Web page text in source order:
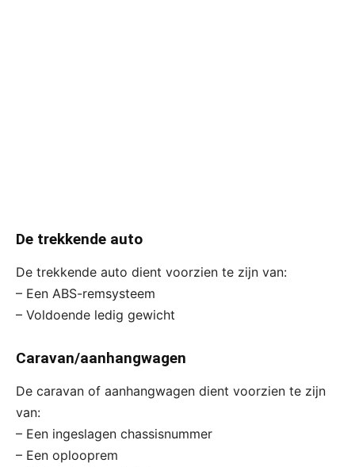
De trekkende auto
De trekkende auto dient voorzien te zijn van:
– Een ABS-remsysteem
– Voldoende ledig gewicht
Caravan/aanhangwagen
De caravan of aanhangwagen dient voorzien te zijn
van:
– Een ingeslagen chassisnummer
– Een oplooprem